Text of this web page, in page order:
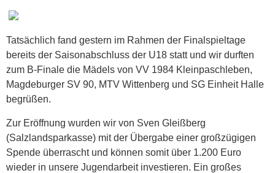
Tatsächlich fand gestern im Rahmen der Finalspieltage
bereits der Saisonabschluss der U18 statt und wir durften
zum B-Finale die Mädels von VV 1984 Kleinpaschleben,
Magdeburger SV 90, MTV Wittenberg und SG Einheit Halle
begrüßen.
Zur Eröffnung wurden wir von Sven Gleißberg
(Salzlandsparkasse) mit der Übergabe einer großzügigen
Spende überrascht und können somit über 1.200 Euro
wieder in unsere Jugendarbeit investieren. Ein großes